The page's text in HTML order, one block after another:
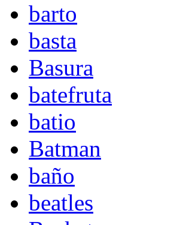
barto
basta
Basura
batefruta
batio
Batman
baño
beatles